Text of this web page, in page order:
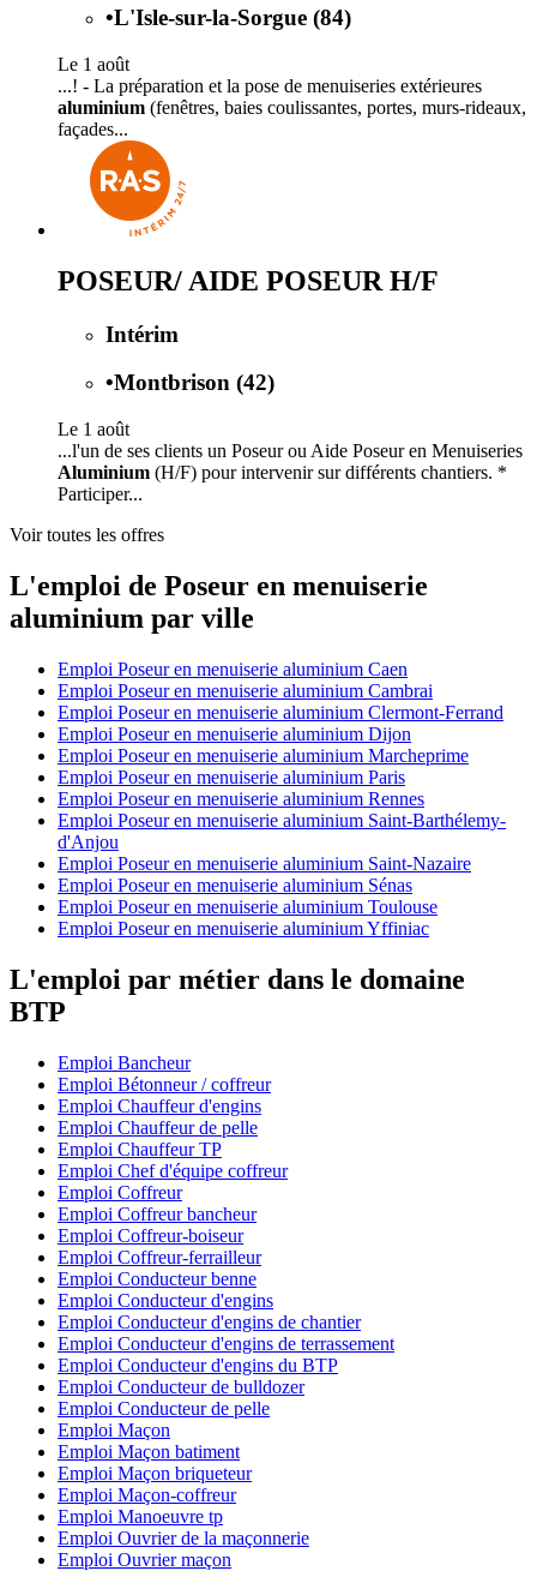
•L'Isle-sur-la-Sorgue (84)
Le 1 août
...! - La préparation et la pose de menuiseries extérieures
aluminium (fenêtres, baies coulissantes, portes, murs-rideaux,
façades...
POSEUR/ AIDE POSEUR H/F
Intérim
•Montbrison (42)
Le 1 août
...l'un de ses clients un Poseur ou Aide Poseur en Menuiseries
Aluminium (H/F) pour intervenir sur différents chantiers. *
Participer...
Voir toutes les offres
L'emploi de Poseur en menuiserie
aluminium par ville
Emploi Poseur en menuiserie aluminium Caen
Emploi Poseur en menuiserie aluminium Cambrai
Emploi Poseur en menuiserie aluminium Clermont-Ferrand
Emploi Poseur en menuiserie aluminium Dijon
Emploi Poseur en menuiserie aluminium Marcheprime
Emploi Poseur en menuiserie aluminium Paris
Emploi Poseur en menuiserie aluminium Rennes
Emploi Poseur en menuiserie aluminium Saint-Barthélemy-
d'Anjou
Emploi Poseur en menuiserie aluminium Saint-Nazaire
Emploi Poseur en menuiserie aluminium Sénas
Emploi Poseur en menuiserie aluminium Toulouse
Emploi Poseur en menuiserie aluminium Yffiniac
L'emploi par métier dans le domaine
BTP
Emploi Bancheur
Emploi Bétonneur / coffreur
Emploi Chauffeur d'engins
Emploi Chauffeur de pelle
Emploi Chauffeur TP
Emploi Chef d'équipe coffreur
Emploi Coffreur
Emploi Coffreur bancheur
Emploi Coffreur-boiseur
Emploi Coffreur-ferrailleur
Emploi Conducteur benne
Emploi Conducteur d'engins
Emploi Conducteur d'engins de chantier
Emploi Conducteur d'engins de terrassement
Emploi Conducteur d'engins du BTP
Emploi Conducteur de bulldozer
Emploi Conducteur de pelle
Emploi Maçon
Emploi Maçon batiment
Emploi Maçon briqueteur
Emploi Maçon-coffreur
Emploi Manoeuvre tp
Emploi Ouvrier de la maçonnerie
Emploi Ouvrier maçon